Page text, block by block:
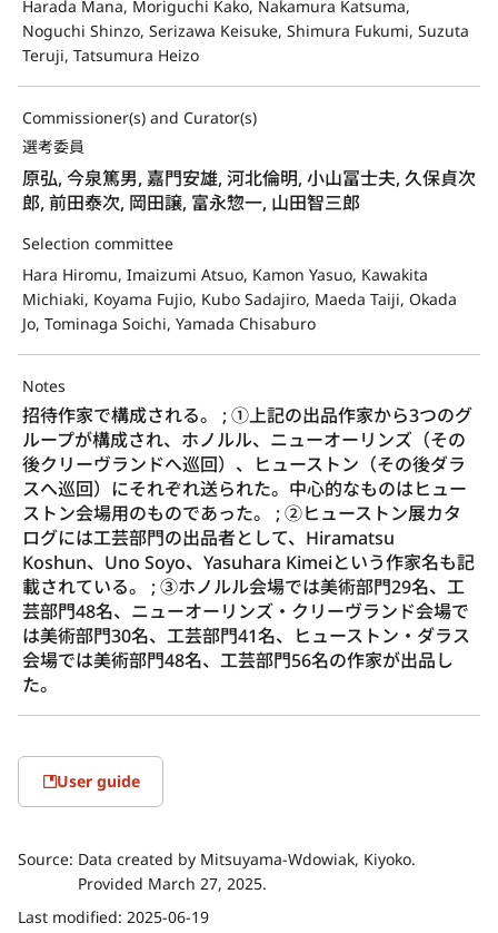
Harada Mana, Moriguchi Kako, Nakamura Katsuma,
Noguchi Shinzo, Serizawa Keisuke, Shimura Fukumi, Suzuta
Teruji, Tatsumura Heizo
Commissioner(s) and Curator(s)
選考委員
原弘, 今泉篤男, 嘉門安雄, 河北倫明, 小山冨士夫, 久保貞次
郎, 前田泰次, 岡田譲, 富永惣一, 山田智三郎
Selection committee
Hara Hiromu, Imaizumi Atsuo, Kamon Yasuo, Kawakita
Michiaki, Koyama Fujio, Kubo Sadajiro, Maeda Taiji, Okada
Jo, Tominaga Soichi, Yamada Chisaburo
Notes
招待作家で構成される。 ; ①上記の出品作家から3つのグ
ループが構成され、ホノルル、ニューオーリンズ（その
後クリーヴランドへ巡回）、ヒューストン（その後ダラ
スへ巡回）にそれぞれ送られた。中心的なものはヒュー
ストン会場用のものであった。 ; ②ヒューストン展カタ
ログには工芸部門の出品者として、Hiramatsu
Koshun、Uno Soyo、Yasuhara Kimeiという作家名も記
載されている。 ; ③ホノルル会場では美術部門29名、工
芸部門48名、ニューオーリンズ・クリーヴランド会場で
は美術部門30名、工芸部門41名、ヒューストン・ダラス
会場では美術部門48名、工芸部門56名の作家が出品し
た。
User guide
Source: Data created by Mitsuyama-Wdowiak, Kiyoko.
Provided March 27, 2025.
Last modified: 2025-06-19